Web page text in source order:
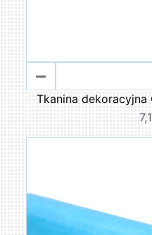
Tkanina dekoracyjna